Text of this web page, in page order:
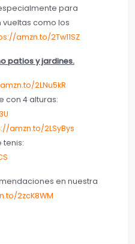
para
como los
amzn.to/2Tw11SZ
patios y jardines.
2LNu5kR
con 4 alturas:
amzn.to/2LSyBys
tenis:
en nuestra
2zcK8WM